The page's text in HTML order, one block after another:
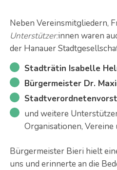
Neben Vereinsmitgliedern,
Unterstützer:innen waren
der Hanauer
Stadträtin Isabelle
Bürgermeister Dr.
und weitere
Organisationen,
Bürgermeister Bieri hielt
uns und erinnerte an die